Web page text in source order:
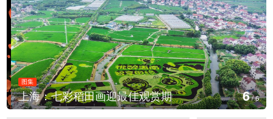
图集
上海：七彩稻田画迎最佳观赏期 6/6